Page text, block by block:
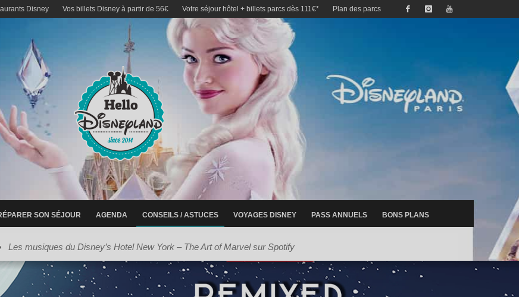
Disney Vos billets Disney à partir de 56€ Votre séjour hôtel + billets parcs dès 111€* Plan des parcs
SON SÉJOUR AGENDA CONSEILS / ASTUCES VOYAGES DISNEY PASS ANNUELS BONS PLANS
Les musiques du Disney’s Hotel New York – The Art of Marvel sur Spotify